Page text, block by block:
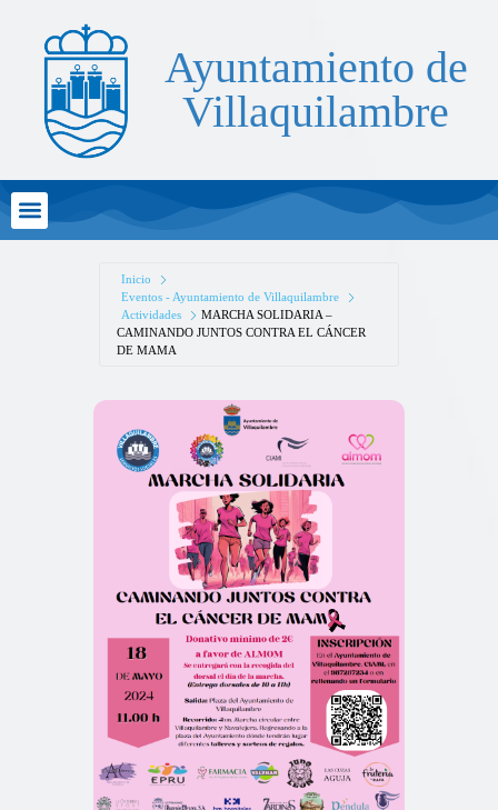
Ayuntamiento de
Villaquilambre
Inicio
Eventos - Ayuntamiento de Villaquilambre
Actividades
MARCHA SOLIDARIA –
CAMINANDO JUNTOS CONTRA EL CÁNCER
DE MAMA